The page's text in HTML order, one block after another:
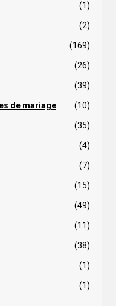
(1)
(2)
(169)
(26)
(39)
de mariage (10)
(35)
(4)
(7)
(15)
(49)
(11)
(38)
(1)
(1)